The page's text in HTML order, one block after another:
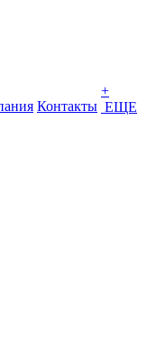
Контакты
+
ЕЩЕ